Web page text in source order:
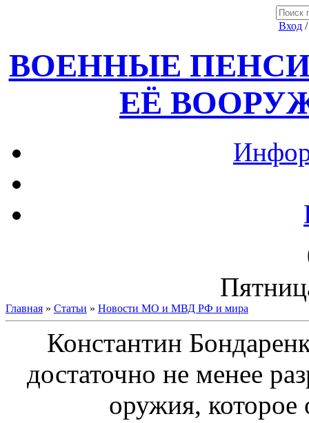
Вход
ВОЕННЫЕ
ЕЁ
Главная » Статьи » Новости МО и МВД РФ и мира
Константин
достаточно не менее
оружия, которое